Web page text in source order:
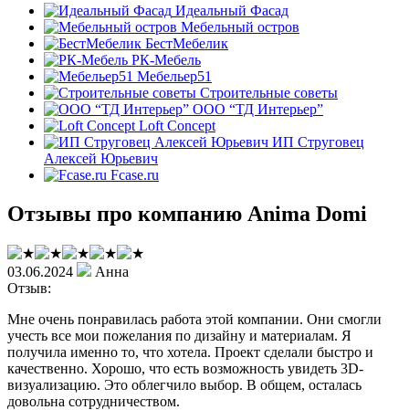
Идеальный Фасад
Мебельный остров
БестМебелик
РК-Мебель
Мебельер51
Строительные советы
ООО “ТД Интерьер”
Loft Concept
ИП Струговец
Алексей Юрьевич
Fcase.ru
Отзывы про компанию Anima Domi
03.06.2024
Анна
Отзыв:
Мне очень понравилась работа этой компании. Они смогли
учесть все мои пожелания по дизайну и материалам. Я
получила именно то, что хотела. Проект сделали быстро и
качественно. Хорошо, что есть возможность увидеть 3D-
визуализацию. Это облегчило выбор. В общем, осталась
довольна сотрудничеством.